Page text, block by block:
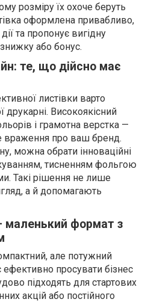
розміру їх охоче беруть
оформлена привабливо,
та пропонує вигідну
або бонус.
те, що дійсно має
листівки варто
друкарні. Високоякісний
і грамотна верстка —
враження про ваш бренд.
можна обрати інноваційні
тисненням фольгою
Такі рішення не лише
а й допомагають
маленький формат з
але потужний
ефективно просувати бізнес
підходять для стартових
акцій або постійного